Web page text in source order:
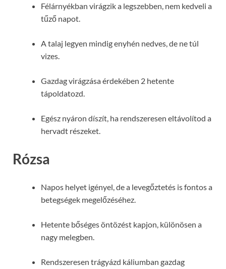
Félárnyékban virágzik a legszebben, nem kedveli a
tűző napot.
A talaj legyen mindig enyhén nedves, de ne túl
vizes.
Gazdag virágzása érdekében 2 hetente
tápoldatozd.
Egész nyáron díszít, ha rendszeresen eltávolítod a
hervadt részeket.
Rózsa
Napos helyet igényel, de a levegőztetés is fontos a
betegségek megelőzéséhez.
Hetente bőséges öntözést kapjon, különösen a
nagy melegben.
Rendszeresen trágyázd káliumban gazdag